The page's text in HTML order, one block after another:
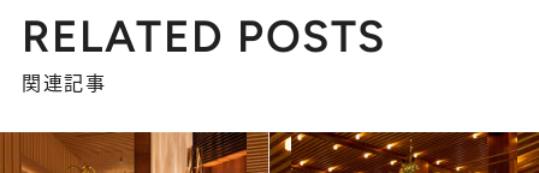
RELATED POSTS
関連記事